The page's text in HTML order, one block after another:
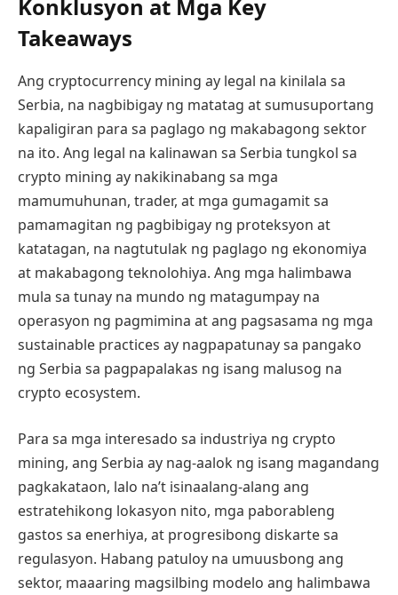
Konklusyon at Mga Key
Takeaways
Ang cryptocurrency mining ay legal na kinilala sa
Serbia, na nagbibigay ng matatag at sumusuportang
kapaligiran para sa paglago ng makabagong sektor
na ito. Ang legal na kalinawan sa Serbia tungkol sa
crypto mining ay nakikinabang sa mga
mamumuhunan, trader, at mga gumagamit sa
pamamagitan ng pagbibigay ng proteksyon at
katatagan, na nagtutulak ng paglago ng ekonomiya
at makabagong teknolohiya. Ang mga halimbawa
mula sa tunay na mundo ng matagumpay na
operasyon ng pagmimina at ang pagsasama ng mga
sustainable practices ay nagpapatunay sa pangako
ng Serbia sa pagpapalakas ng isang malusog na
crypto ecosystem.
Para sa mga interesado sa industriya ng crypto
mining, ang Serbia ay nag-aalok ng isang magandang
pagkakataon, lalo na’t isinaalang-alang ang
estratehikong lokasyon nito, mga paborableng
gastos sa enerhiya, at progresibong diskarte sa
regulasyon. Habang patuloy na umuusbong ang
sektor, maaaring magsilbing modelo ang halimbawa